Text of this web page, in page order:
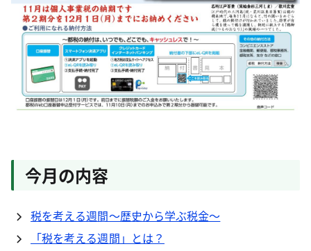
今月の内容
税を考える週間〜歴史から学ぶ税金〜
「税を考える週間」とは？